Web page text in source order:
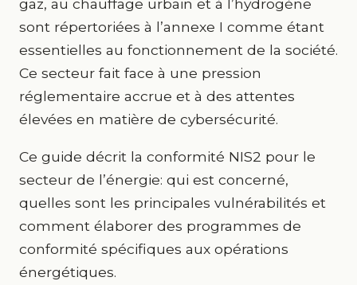
gaz, au chauffage urbain et à l’hydrogène
sont répertoriées à l’annexe I comme étant
essentielles au fonctionnement de la société.
Ce secteur fait face à une pression
réglementaire accrue et à des attentes
élevées en matière de cybersécurité.
Ce guide décrit la conformité NIS2 pour le
secteur de l’énergie: qui est concerné,
quelles sont les principales vulnérabilités et
comment élaborer des programmes de
conformité spécifiques aux opérations
énergétiques.